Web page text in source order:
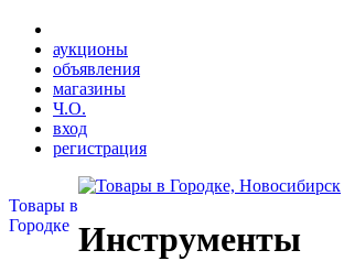
аукционы
объявления
магазины
Ч.О.
вход
регистрация
Товары в
Городке Инструменты